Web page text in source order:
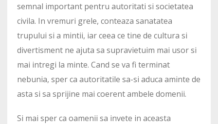
semnal important pentru autoritati si societatea
civila. In vremuri grele, conteaza sanatatea
trupului si a mintii, iar ceea ce tine de cultura si
divertisment ne ajuta sa supravietuim mai usor si
mai intregi la minte. Cand se va fi terminat
nebunia, sper ca autoritatile sa-si aduca aminte de
asta si sa sprijine mai coerent ambele domenii.
Si mai sper ca oamenii sa invete in aceasta